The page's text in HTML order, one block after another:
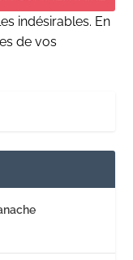
indésirables. En
de vos